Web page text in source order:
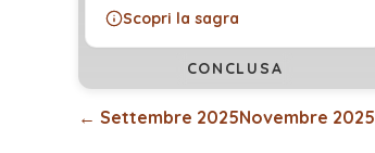
Scopri la sagra
CONCLUSA
← Settembre 2025Novembre 2025